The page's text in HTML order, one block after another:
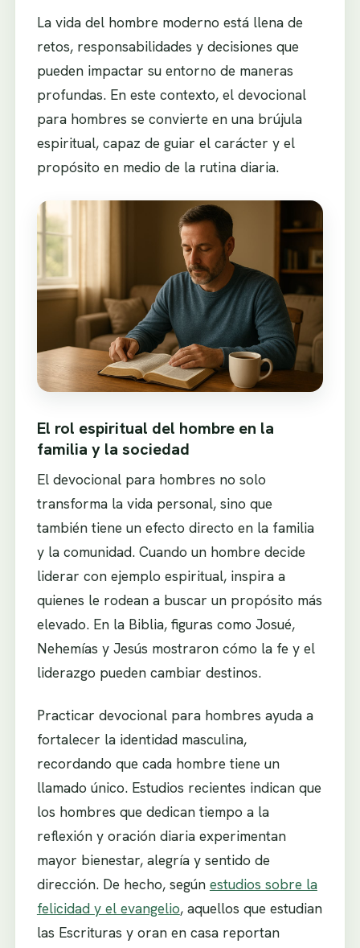
La vida del hombre moderno está llena de
retos, responsabilidades y decisiones que
pueden impactar su entorno de maneras
profundas. En este contexto, el devocional
para hombres se convierte en una brújula
espiritual, capaz de guiar el carácter y el
propósito en medio de la rutina diaria.
El rol espiritual del hombre en la
familia y la sociedad
El devocional para hombres no solo
transforma la vida personal, sino que
también tiene un efecto directo en la familia
y la comunidad. Cuando un hombre decide
liderar con ejemplo espiritual, inspira a
quienes le rodean a buscar un propósito más
elevado. En la Biblia, figuras como Josué,
Nehemías y Jesús mostraron cómo la fe y el
liderazgo pueden cambiar destinos.
Practicar devocional para hombres ayuda a
fortalecer la identidad masculina,
recordando que cada hombre tiene un
llamado único. Estudios recientes indican que
los hombres que dedican tiempo a la
reflexión y oración diaria experimentan
mayor bienestar, alegría y sentido de
dirección. De hecho, según estudios sobre la
felicidad y el evangelio, aquellos que estudian
las Escrituras y oran en casa reportan